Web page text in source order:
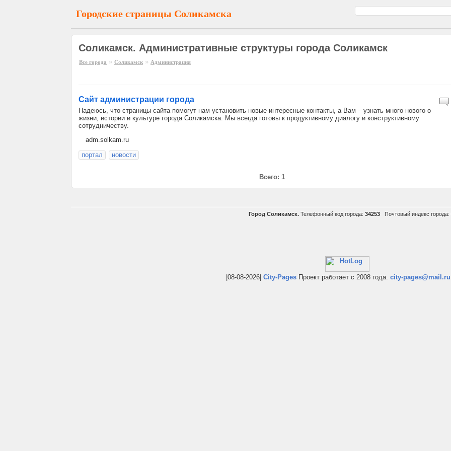
Городские страницы Соликамска
Соликамск. Административные структуры города Соликамск
Все города » Соликамск » Администрация
Сайт администрации города
Надеюсь, что страницы сайта помогут нам установить новые интересные контакты, а Вам – узнать много нового о
жизни, истории и культуре города Соликамска. Мы всегда готовы к продуктивному диалогу и конструктивному
сотрудничеству.
adm.solkam.ru
портал
новости
Всего: 1
Город Соликамск. Телефонный код города: 34253 Почтовый индекс города:
|08-08-2026| City-Pages Проект работает с 2008 года. city-pages@mail.ru